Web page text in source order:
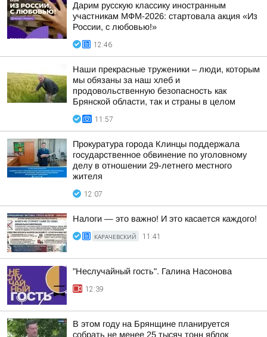
Дарим русскую классику иностранным
участникам МФМ-2026: стартовала акция «Из
России, с любовью!»
12:46
Наши прекрасные труженики – люди, которым
мы обязаны за наш хлеб и
продовольственную безопасность как
Брянской области, так и страны в целом
11:57
Прокуратура города Клинцы поддержала
государственное обвинение по уголовному
делу в отношении 29-летнего местного
жителя
12:07
Налоги — это важно! И это касается каждого!
КАРАЧЕВСКИЙ 11:41
"Неслучайный гость". Галина Насонова
12:39
В этом году на Брянщине планируется
собрать не менее 25 тысяч тонн яблок